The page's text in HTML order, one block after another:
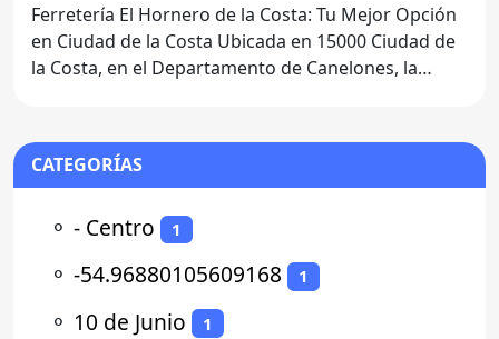
Ferretería El Hornero de la Costa: Tu Mejor Opción
en Ciudad de la Costa Ubicada en 15000 Ciudad de
la Costa, en el Departamento de Canelones, la
CATEGORÍAS
⚬ - Centro 1
⚬ -54.96880105609168 1
⚬ 10 de Junio 1